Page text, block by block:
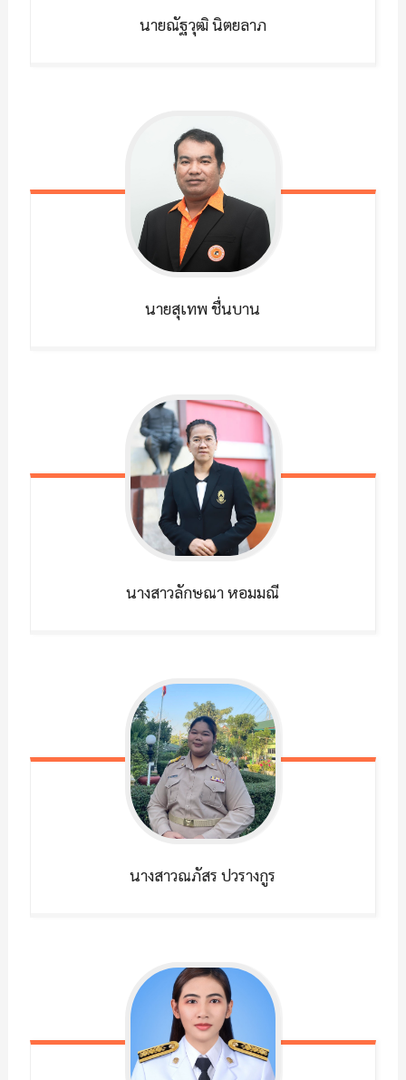
นายณัฐวุฒินิตยลาภ
นายสุเทพชื่นบาน
นางสาวลักษณาหอมมณี
นางสาวณภัสร ปวรางกูร